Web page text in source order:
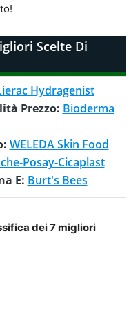
Scelte Di
Hydragenist
Prezzo: Bioderma
WELEDA Skin Food
Posay-Cicaplast
E: Burt's Bees
dei 7 migliori